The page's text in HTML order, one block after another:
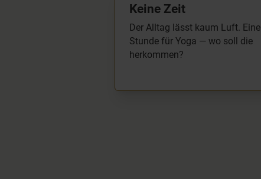
Keine Zeit
Der Alltag lässt kaum Luft. Eine
Stunde für Yoga — wo soll die
herkommen?